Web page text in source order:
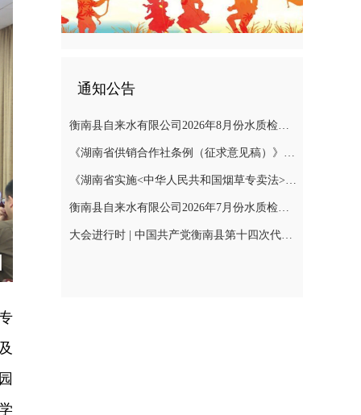
通知公告
衡南县自来水有限公司2026年8月份水质检测报告
《湖南省供销合作社条例（征求意见稿）》公开征集意见
《湖南省实施<中华人民共和国烟草专卖法>若干规定（征求意见稿）》公开征集意见
衡南县自来水有限公司2026年7月份水质检测报告公示
大会进行时 | 中国共产党衡南县第十四次代表大会召开预备会议第二阶段会议